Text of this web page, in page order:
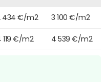
434 €/m2 3 100 €/m2
119 €/m2 4 539 €/m2